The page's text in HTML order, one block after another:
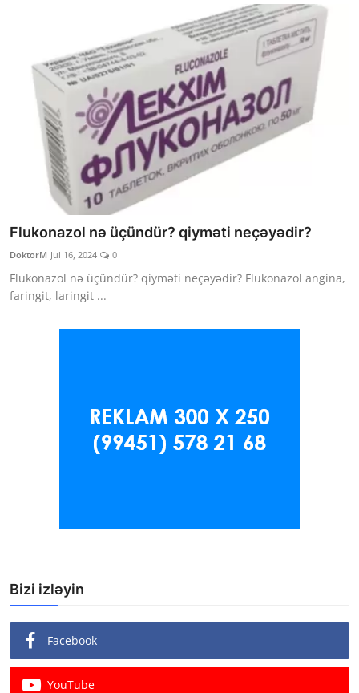
Flukonazol nə üçündür? qiyməti neçəyədir?
DoktorM Jul 16, 2024 0
Flukonazol nə üçündür? qiyməti neçəyədir? Flukonazol angina,
faringit, laringit ...
Bizi izləyin
Facebook
YouTube